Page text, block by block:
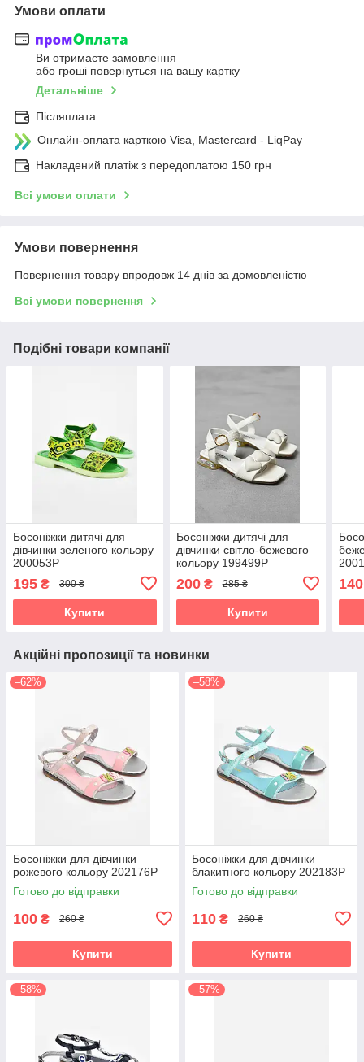
Умови оплати
Ви отримаєте замовлення
або гроші повернуться на вашу картку
Детальніше
Післяплата
Онлайн-оплата карткою Visa, Mastercard - LiqPay
Накладений платіж з передоплатою 150 грн
Всі умови оплати
Умови повернення
Повернення товару впродовж 14 днів за домовленістю
Всі умови повернення
Подібні товари компанії
Босоніжки дитячі для
дівчинки зеленого кольору
200053P
195 ₴ 300 ₴
Купити
Босоніжки дитячі для
дівчинки світло-бежевого
кольору 199499P
200₴ 285 ₴
Купити
140
Акційні пропозиції та новинки
–62%
Босоніжки для дівчинки
рожевого кольору 202176P
Готово до відправки
100 ₴ 260 ₴
Купити
–58%
Босоніжки для дівчинки
блакитного кольору 202183P
Готово до відправки
110 ₴ 260 ₴
Купити
–58% –57%